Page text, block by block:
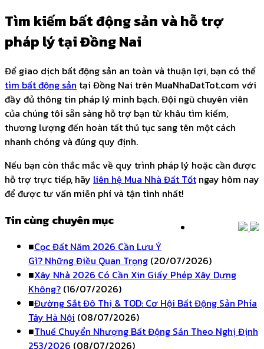
Tìm kiếm bất động sản và hỗ trợ
pháp lý tại Đồng Nai
Để giao dịch bất động sản an toàn và thuận lợi, bạn có thể
tìm bất động sản tại Đồng Nai trên MuaNhaDatTot.com với
đầy đủ thông tin pháp lý minh bạch. Đội ngũ chuyên viên
của chúng tôi sẵn sàng hỗ trợ bạn từ khâu tìm kiếm,
thương lượng đến hoàn tất thủ tục sang tên một cách
nhanh chóng và đúng quy định.
Nếu bạn còn thắc mắc về quy trình pháp lý hoặc cần được
hỗ trợ trực tiếp, hãy liên hệ Mua Nhà Đất Tốt ngay hôm nay
để được tư vấn miễn phí và tận tình nhất!
Tin cùng chuyên mục
■Cọc Đất Năm 2026 Cần Lưu Ý
Gì? Những Điều Quan Trọng (20/07/2026)
■Xây Nhà 2026 Có Cần Xin Giấy Phép Xây Dựng
Không? (16/07/2026)
■Đường Sắt Đô Thị & TOD: Cơ Hội Bất Động Sản Phía
Tây Hà Nội (08/07/2026)
■Thuế Chuyển Nhượng Bất Động Sản Theo Nghị Định
253/2026 (08/07/2026)